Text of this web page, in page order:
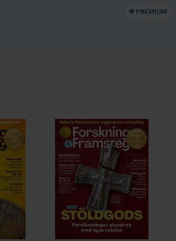
säger Adrienne
får information från exempelvis
ofta hur långt de är beredda att gå
PREMIUM